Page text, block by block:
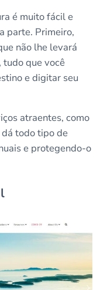
é muito fácil e
parte. Primeiro,
não lhe levará
tudo que você
e digitar seu
atraentes, como
todo tipo de
e protegendo-o